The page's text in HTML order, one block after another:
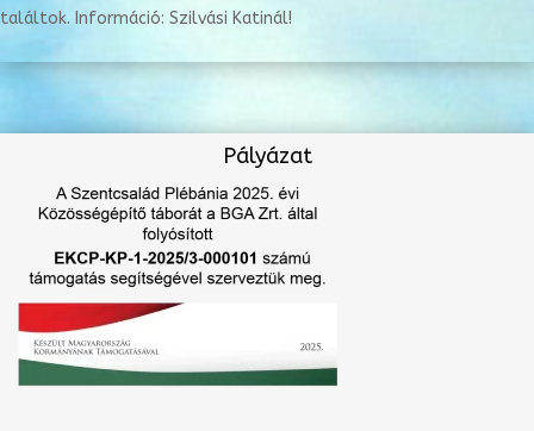
találtok. Információ: Szilvási Katinál!
Pályázat